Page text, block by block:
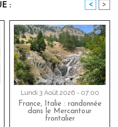
: < >
Lundi 3 Août 2026 - 07:00
France, Italie : randonnée
dans le Mercantour
frontalier